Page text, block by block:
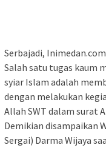
Serbajadi, Inimedan.com
Salah satu tugas kaum
syiar Islam adalah
dengan melakukan
Allah SWT dalam surat
Demikian disampaikan
Sergai) Darma Wijaya